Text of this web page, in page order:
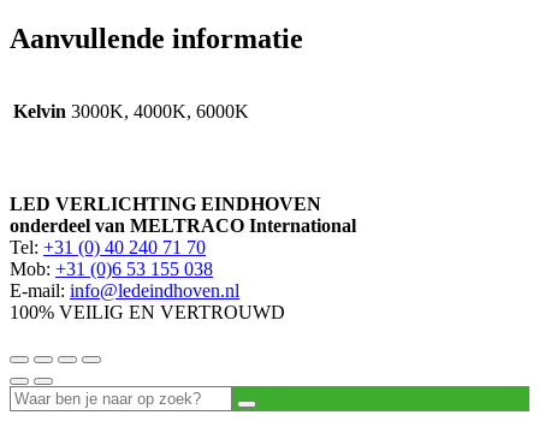
Aanvullende informatie
Kelvin 3000K, 4000K, 6000K
LED VERLICHTING EINDHOVEN
onderdeel van MELTRACO International
Tel: +31 (0) 40 240 71 70
Mob: +31 (0)6 53 155 038
E-mail: info@ledeindhoven.nl
100% VEILIG EN VERTROUWD